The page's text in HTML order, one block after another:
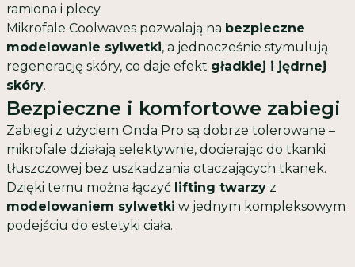
ramiona i plecy.
Mikrofale Coolwaves pozwalają na bezpieczne
modelowanie sylwetki, a jednocześnie stymulują
regenerację skóry, co daje efekt gładkiej i jędrnej
skóry.
Bezpieczne i komfortowe zabiegi
Zabiegi z użyciem Onda Pro są dobrze tolerowane –
mikrofale działają selektywnie, docierając do tkanki
tłuszczowej bez uszkadzania otaczających tkanek.
Dzięki temu można łączyć lifting twarzy z
modelowaniem sylwetki w jednym kompleksowym
podejściu do estetyki ciała.